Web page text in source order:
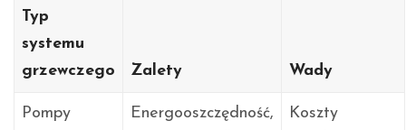
Typ
systemu
grzewczego
Zalety Wady
Pompy
Energooszczędność,
Koszty